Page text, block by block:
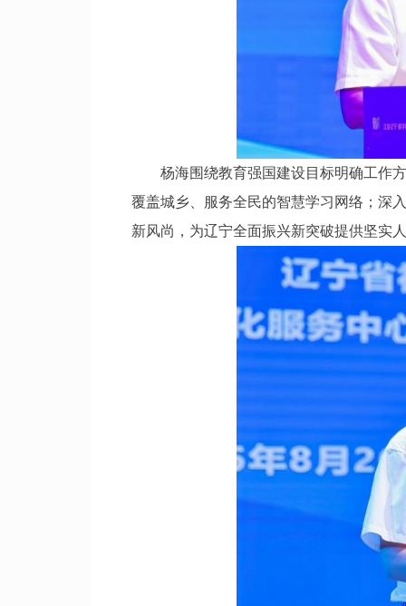
杨海围绕教育强国建设目标明确工作方
覆盖城乡、服务全民的智慧学习网络；深
新风尚，为辽宁全面振兴新突破提供坚实